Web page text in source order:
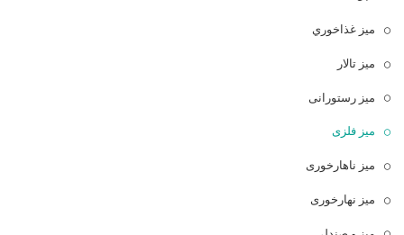
ميز غذاخوري
میز تالار
میز رستورانی
میز فلزی
میز ناهارخوری
میز نهارخوری